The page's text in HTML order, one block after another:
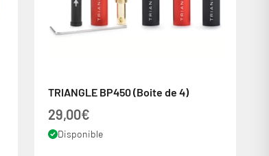
TRIANGLE BP450 (Boite de 4)
Prix de vente
29,00€
Disponible